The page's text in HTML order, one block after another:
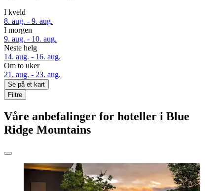
I kveld
8. aug. - 9. aug.
I morgen
9. aug. - 10. aug.
Neste helg
14. aug. - 16. aug.
Om to uker
21. aug. - 23. aug.
Se på et kart
Filtre
Våre anbefalinger for hoteller i Blue
Ridge Mountains